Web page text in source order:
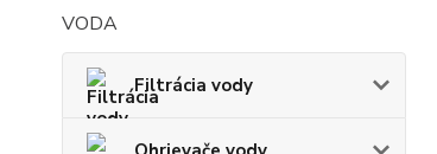
VODA
Filtrácia vody